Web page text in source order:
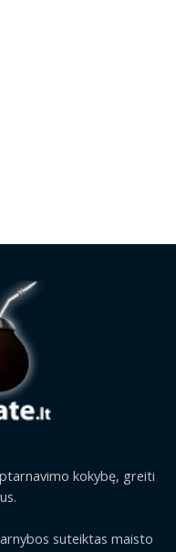
kokybę, greiti
suteiktas maisto